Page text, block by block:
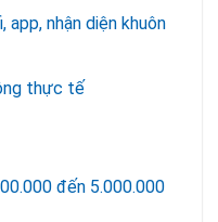
app, nhận diện khuôn
thực tế
đến 5.000.000